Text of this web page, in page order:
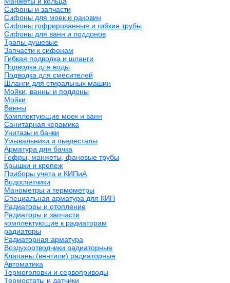
Сифоны и запчасти
Сифоны для моек и раковин
Сифоны гофрированные и гибкие трубы
Сифоны для ванн и поддонов
Трапы душевые
Запчасти к сифонам
Гибкая подводка и шланги
Подводка для воды
Подводка для смесителей
Шланги для стиральных машин
Мойки, ванны и поддоны
Мойки
Ванны
Комплектующие моек и ванн
Санитарная керамика
Унитазы и бачки
Умывальники и пьедесталы
Арматура для бачка
Гофры, манжеты, фановые трубы
Крышки и крепеж
Приборы учета и КИПиА
Водосчетчики
Манометры и термометры
Специальная арматура для КИП
Радиаторы и отопление
Радиаторы и запчасти
комплектующие к радиаторам
радиаторы
Радиаторная арматура
Воздухоотводчики радиаторные
Клапаны (вентили) радиаторные
Автоматика
Термоголовки и сервоприводы
Термостаты и датчики